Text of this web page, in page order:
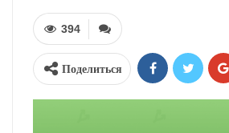
394
Поделиться